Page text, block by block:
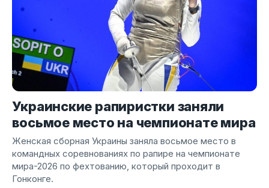
Украинские рапиристки заняли
восьмое место на чемпионате мира
Женская сборная Украины заняла восьмое место в
командных соревнованиях по рапире на чемпионате
мира-2026 по фехтованию, который проходит в
Гонконге.